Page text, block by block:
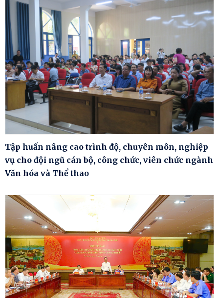
Tập huấn nâng cao trình độ, chuyên môn, nghiệp
vụ cho đội ngũ cán bộ, công chức, viên chức ngành
Văn hóa và Thể thao